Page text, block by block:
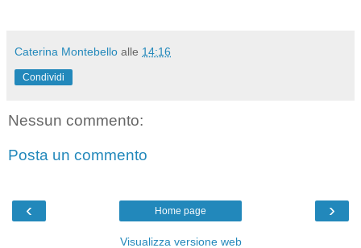
Caterina Montebello alle 14:16
Condividi
Nessun commento:
Posta un commento
‹ ›
Home page
Visualizza versione web